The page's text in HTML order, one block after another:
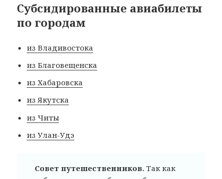
Субсидированные авиабилеты
по городам
из Владивостока
из Благовещенска
из Хабаровска
из Якутска
из Читы
из Улан-Удэ
Совет путешественников.Так как